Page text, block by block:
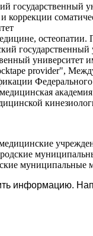
государственный
коррекции
государственный
provider",
Федерального
информацию.